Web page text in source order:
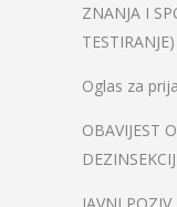
ZNANJA I
TESTIRANJE)
Oglas za
OBAVIJEST